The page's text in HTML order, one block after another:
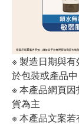
※ 製造日期與
於包裝或產品中
※ 本產品網頁
貨為主
※ 本產品文案